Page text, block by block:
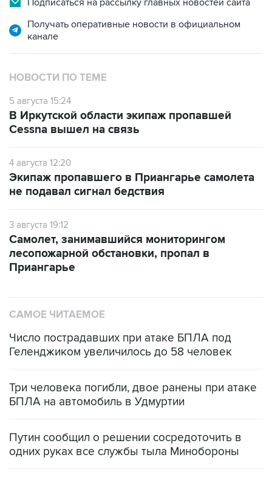
Подписаться на рассылку главных новостей сайта
Получать оперативные новости в официальном
канале
НОВОСТИ ПО ТЕМЕ
5 августа 15:24
В Иркутской области экипаж пропавшей
Cessna вышел на связь
4 августа 12:20
Экипаж пропавшего в Приангарье самолета
не подавал сигнал бедствия
3 августа 19:12
Самолет, занимавшийся мониторингом
лесопожарной обстановки, пропал в
Приангарье
САМОЕ ЧИТАЕМОЕ
Число пострадавших при атаке БПЛА под
Геленджиком увеличилось до 58 человек
Три человека погибли, двое ранены при атаке
БПЛА на автомобиль в Удмуртии
Путин сообщил о решении сосредоточить в
одних руках все службы тыла Минобороны